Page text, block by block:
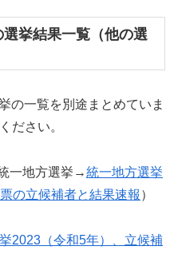
挙結果一覧（他の選
の一覧を別途まとめていま
ださい。
一地方選挙→統一地方選挙
の立候補者と結果速報 ）
2023（令和5年）、立候補